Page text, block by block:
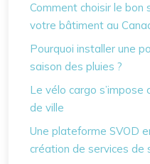
Comment choisir le
votre bâtiment au
Pourquoi installer une
saison des pluies ?
Le vélo cargo s’impose
de ville
Une plateforme SVOD
création de services de